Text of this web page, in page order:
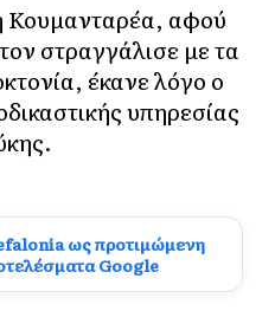
Κουμανταρέα, αφού
στραγγάλισε με τα
έκανε λόγο ο
υπηρεσίας
ως προτιμώμενη
Google